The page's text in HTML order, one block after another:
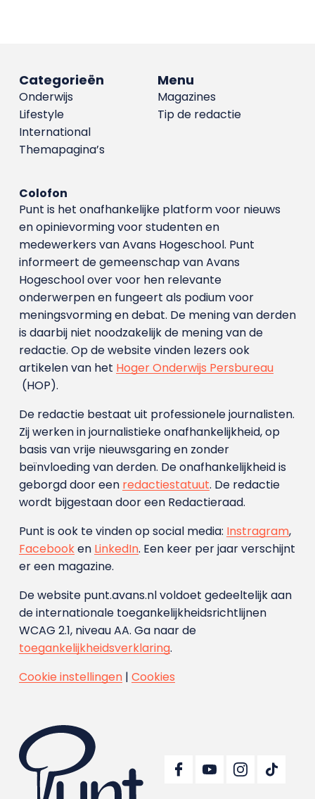
Menu
Magazines
Tip de redactie
Categorieën
Onderwijs
Lifestyle
International
Themapagina’s
Colofon
Punt is het onafhankelijke platform voor nieuws
en opinievorming voor studenten en
medewerkers van Avans Hoge­school. Punt
informeert de gemeenschap van Avans
Hogeschool over voor hen relevante
onderwerpen en fungeert als podium voor
meningsvorming en debat. De mening van derden
is daarbij niet noodzakelijk de mening van de
redactie. Op de website vinden lezers ook
artikelen van het Hoger Onderwijs Persbureau
(HOP).
De redactie bestaat uit professionele journalisten.
Zij werken in journalistieke onafhankelijkheid, op
basis van vrije nieuwsgaring en zonder
beïnvloeding van derden. De onafhankelijkheid is
geborgd door een redactiestatuut. De redactie
wordt bijgestaan door een Redactieraad.
Punt is ook te vinden op social media: Instragram,
Facebooken LinkedIn. Een keer per jaar verschijnt
er een magazine.
De website punt.avans.nl voldoet gedeeltelijk aan
de internationale toegankelijkheidsrichtlijnen
WCAG 2.1, niveau AA. Ga naar de
toegankelijkheidsverklaring.
Cookie instellingen| Cookies